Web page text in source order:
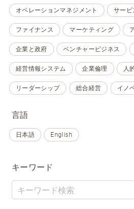
オペレーションマネジメント サービ
ファイナンス マーケティング
企業と政府 ベンチャービジネス
経営情報システム 企業倫理 人
リーダーシップ 総合経営 イノ
言語
日本語 English
キーワード